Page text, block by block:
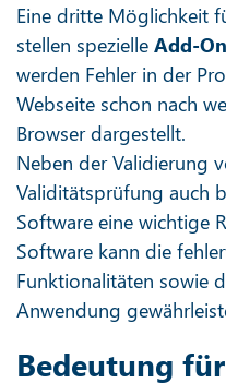
Eine dritte Möglichkeit
stellen spezielle Add-
werden Fehler in der
Webseite schon nach
Browser dargestellt.
Neben der Validierung
Validitätsprüfung auch
Software eine wichtige
Software kann die
Funktionalitäten sowie
Anwendung
Bedeutung für